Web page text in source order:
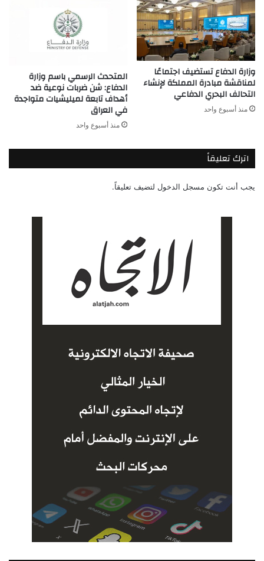
وزارة الدفاع تستضيف اجتماعًا
لمناقشة مبادرة المملكة لإنشاء
التحالف البحري الدفاعي
منذ أسبوع واحد
المتحدث الرسمي باسم وزارة
الدفاع: شن ضربات نوعية ضد
أهداف تابعة لميليشيات متواجدة
في العراق
منذ أسبوع واحد
اترك تعليقاً
يجب أنت تكون مسجل الدخول لتضيف تعليقاً.